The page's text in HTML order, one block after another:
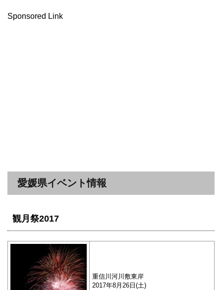
Sponsored Link
愛媛県イベント情報
観月祭2017
重信川河川敷東岸
2017年8月26日(土)